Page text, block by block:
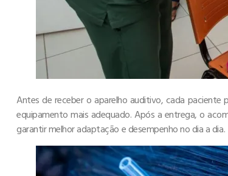
Antes de receber o aparelho auditivo, cada paciente
equipamento mais adequado. Após a entrega, o
garantir melhor adaptação e desempenho no dia a dia.